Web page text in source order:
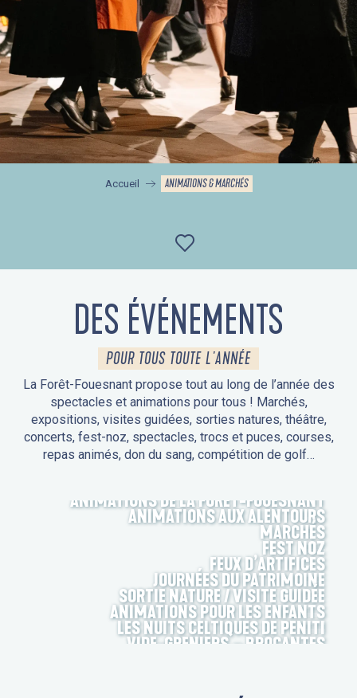
Accueil ANIMATIONS & MARCHÉS
Ajouter aux
DES ÉVÉNEMENTS
POUR TOUS TOUTE L'ANNÉE
La Forêt-Fouesnant propose tout au long de l’année des
spectacles et animations pour tous ! Marchés,
expositions, visites guidées, sorties natures, théâtre,
concerts, fest-noz, spectacles, trocs et puces, courses,
repas animés, don du sang, compétition de golf…
ANIMATIONS DE LA FORÊT-FOUESNANT
ANIMATIONS AUX ALENTOURS
MARCHÉS
FEST NOZ
FEUX D’ARTIFICES
JOURNÉES DU PATRIMOINE
SORTIE NATURE / VISITE GUIDÉE
ANIMATIONS POUR LES ENFANTS
LES NUITS CELTIQUES DE PENITI
VIDE-GRENIERS – BROCANTES